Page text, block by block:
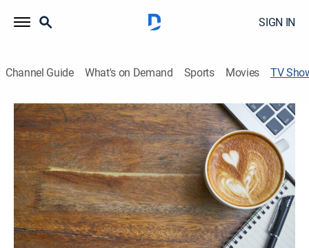
SIGN IN
Channel Guide What's on Demand Sports Movies TV
Sabor de mañana
News, Newsmagazine, Community, Entertainment, Variety|
Univision
Un adelanto de lo que va a pasar en Despierta
América, El Gordo y La Flaca y Primer Impacto.
Shop DIRECTV